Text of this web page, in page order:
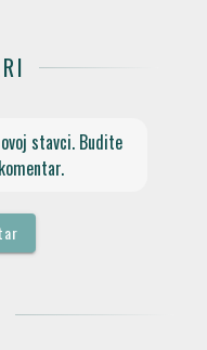
stavci. Budite